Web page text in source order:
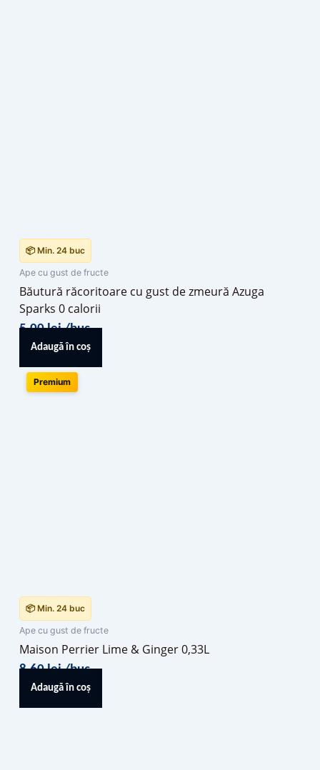
📦 Min. 24 buc
Ape cu gust de fructe
Băutură răcoritoare cu gust de zmeură Azuga
Sparks 0 calorii
5,00lei/buc
Adaugă în coș
Premium
📦 Min. 24 buc
Ape cu gust de fructe
Maison Perrier Lime & Ginger 0,33L
8,60lei/buc
Adaugă în coș